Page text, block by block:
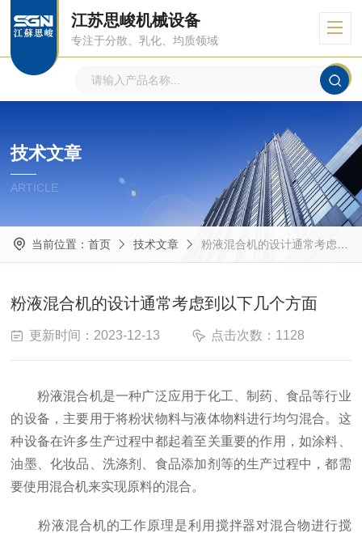
江苏思峻机械设备
专注于分散、乳化、均质领域
技术文章
ARTICLE
当前位置： 首页 技术文章 粉液混合机的设计通常考虑到以下几个方面
粉液混合机的设计通常考虑到以下几个方面
更新时间：2023-12-13 点击次数：1128
粉液混合机是一种广泛应用于化工、制药、食品等行业
的设备，主要用于将粉状物料与液体物料进行均匀混合。这
种设备在许多生产过程中都起着至关重要的作用，如涂料、
油墨、化妆品、洗涤剂、食品添加剂等的生产过程中，都需
要使用混合机来实现原料的混合。
粉液混合机的工作原理是利用搅拌器对混合物进行搅